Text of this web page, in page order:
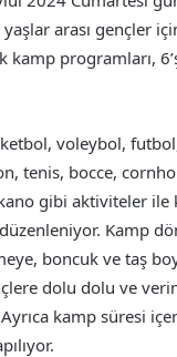
arası gençler
programları,
voleybol,
tenis, bocce,
gibi aktiviteler ile
Kamp
boncuk ve taş
dolu dolu ve
kamp süresi